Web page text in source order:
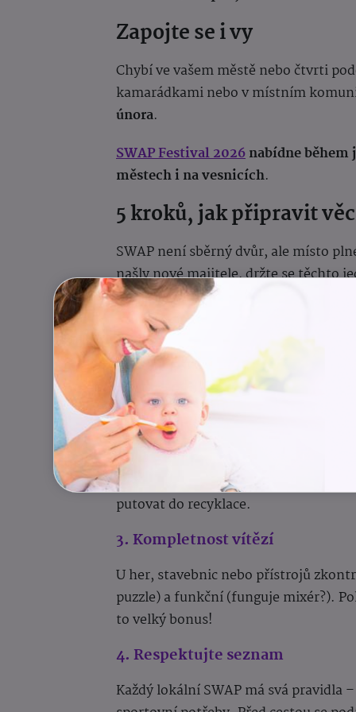
Zapojte se i vy
Chybí ve vašem městě nebo čtvrti
kamarádkami nebo v místním
února.
SWAP Festival 2026nabídne
městech i na vesnicích.
5 kroků, jak připravit
SWAP není sběrný dvůr, ale místo
našly nové majitele, držte se těchto
1. Pravidlo „nejlepší kamarádky“
Než věc vložíte do tašky, položte si
své dobré přítelkyni nebo sousedovi?“
pěkném stavu.
2. Čistota je základ
Oblečení by mělo být vyprané a
nečistot. Čím lépe věc vypadá, tím
putovat do recyklace.
3. Kompletnost vítězí
U her, stavebnic nebo přístrojů
puzzle) a funkční (funguje mixér?).
to velký bonus!
4. Respektujte seznam
Každý lokální SWAP má svá